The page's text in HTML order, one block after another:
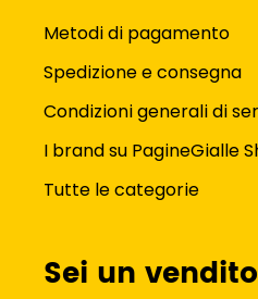
Metodi di pagamento
Spedizione e consegna
Condizioni generali di
I brand su PagineGialle
Tutte le categorie
Sei un